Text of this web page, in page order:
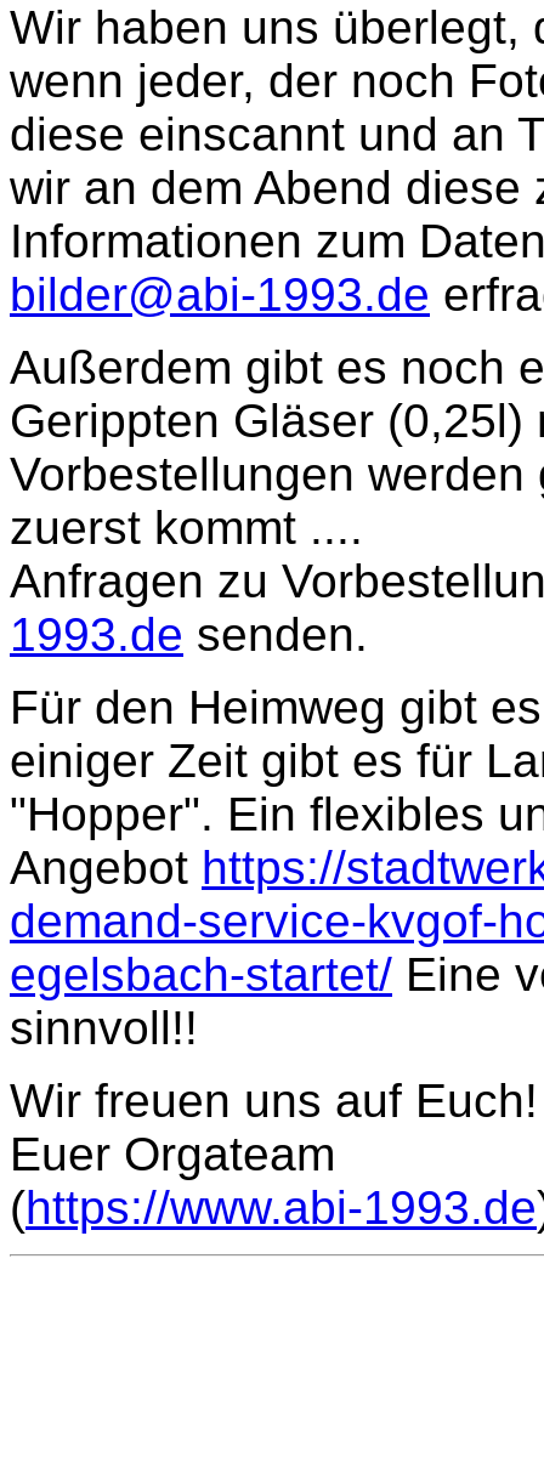
Wir haben uns überlegt,
wenn jeder, der noch
diese einscannt und an
wir an dem Abend diese
Informationen zum
bilder@abi-1993.de
Außerdem gibt es noch
Gerippten Gläser
Vorbestellungen
zuerst kommt ....
Anfragen zu
1993.de senden.
Für den Heimweg gibt
einiger Zeit gibt es für
"Hopper". Ein flexibles
Angebot https://
demand-service-kvgof-
egelsbach-startet/ Eine
sinnvoll!!
Wir freuen uns auf Euch!
Euer Orgateam
(https://www.abi-1993.de